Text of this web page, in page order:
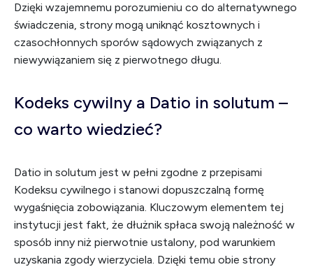
Dzięki wzajemnemu porozumieniu co do alternatywnego
świadczenia, strony mogą uniknąć kosztownych i
czasochłonnych sporów sądowych związanych z
niewywiązaniem się z pierwotnego długu.
Kodeks cywilny a Datio in solutum –
co warto wiedzieć?
Datio in solutum jest w pełni zgodne z przepisami
Kodeksu cywilnego i stanowi dopuszczalną formę
wygaśnięcia zobowiązania. Kluczowym elementem tej
instytucji jest fakt, że dłużnik spłaca swoją należność w
sposób inny niż pierwotnie ustalony, pod warunkiem
uzyskania zgody wierzyciela. Dzięki temu obie strony